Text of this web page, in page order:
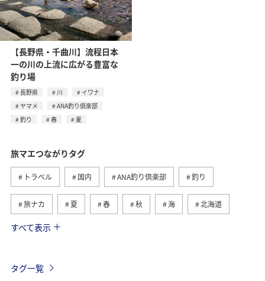
【長野県・千曲川】流程日本
一の川の上流に広がる豊富な
釣り場
長野県 川
イワナ
ヤマメ
ANA釣り倶楽部
釣り
春 夏
旅マエつながりタグ
トラベル 国内 ANA釣り倶楽部 釣り
旅ナカ 夏 春 秋 海 北海道
海外
すべて表示
タグ一覧